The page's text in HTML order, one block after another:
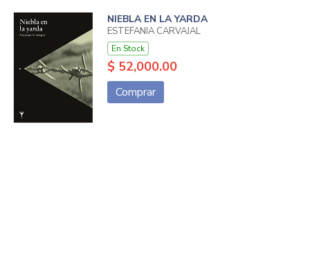
NIEBLA EN LA YARDA
ESTEFANIA CARVAJAL
En Stock
$ 52,000.00
Comprar